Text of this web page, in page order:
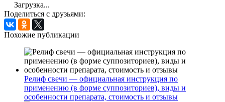
Загрузка...
Поделиться с друзьями:
Похожие публикации
Релиф свечи — официальная инструкция по
применению (в форме суппозиториев), виды и
особенности препарата, стоимость и отзывы